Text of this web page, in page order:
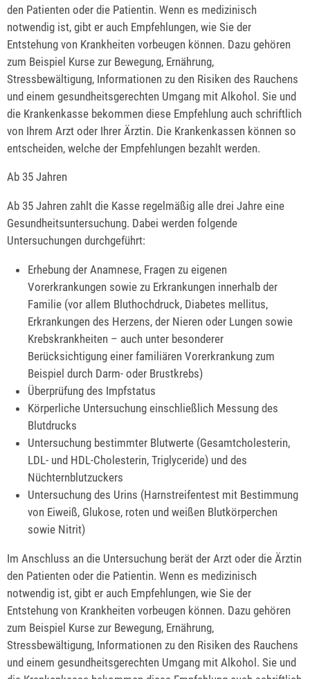
den Patienten oder die Patientin. Wenn es medizinisch
notwendig ist, gibt er auch Empfehlungen, wie Sie der
Entstehung von Krankheiten vorbeugen können. Dazu gehören
zum Beispiel Kurse zur Bewegung, Ernährung,
Stressbewältigung, Informationen zu den Risiken des Rauchens
und einem gesundheitsgerechten Umgang mit Alkohol. Sie und
die Krankenkasse bekommen diese Empfehlung auch schriftlich
von Ihrem Arzt oder Ihrer Ärztin. Die Krankenkassen können so
entscheiden, welche der Empfehlungen bezahlt werden.
Ab 35 Jahren
Ab 35 Jahren zahlt die Kasse regelmäßig alle drei Jahre eine
Gesundheitsuntersuchung. Dabei werden folgende
Untersuchungen durchgeführt:
Erhebung der Anamnese, Fragen zu eigenen
Vorerkrankungen sowie zu Erkrankungen innerhalb der
Familie (vor allem Bluthochdruck, Diabetes mellitus,
Erkrankungen des Herzens, der Nieren oder Lungen sowie
Krebskrankheiten – auch unter besonderer
Berücksichtigung einer familiären Vorerkrankung zum
Beispiel durch Darm- oder Brustkrebs)
Überprüfung des Impfstatus
Körperliche Untersuchung einschließlich Messung des
Blutdrucks
Untersuchung bestimmter Blutwerte (Gesamtcholesterin,
LDL- und HDL-Cholesterin, Triglyceride) und des
Nüchternblutzuckers
Untersuchung des Urins (Harnstreifentest mit Bestimmung
von Eiweiß, Glukose, roten und weißen Blutkörperchen
sowie Nitrit)
Im Anschluss an die Untersuchung berät der Arzt oder die Ärztin
den Patienten oder die Patientin. Wenn es medizinisch
notwendig ist, gibt er auch Empfehlungen, wie Sie der
Entstehung von Krankheiten vorbeugen können. Dazu gehören
zum Beispiel Kurse zur Bewegung, Ernährung,
Stressbewältigung, Informationen zu den Risiken des Rauchens
und einem gesundheitsgerechten Umgang mit Alkohol. Sie und